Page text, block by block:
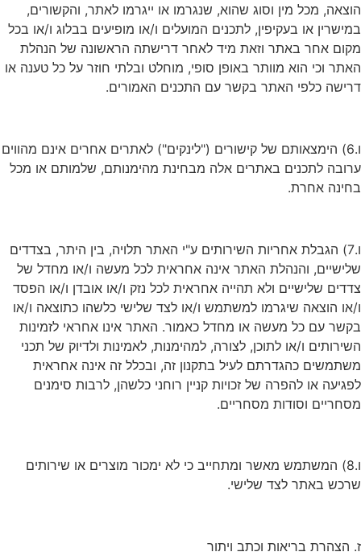
הוצאה, מכל מין וסוג שהוא, שנגרמו או ייגרמו לאתר, והקשורים,
במישרין או בעקיפין, לתכנים המועלים ו/או מופיעים בבלוג ו/או בכל
מקום אחר באתר וזאת מיד לאחר דרישתה הראשונה של הנהלת
האתר וכי הוא מוותר באופן סופי, מוחלט ובלתי חוזר על כל טענה או
דרישה כלפי האתר בקשר עם התכנים האמורים.
ו.6) הימצאותם של קישורים ("לינקים") לאתרים אחרים אינם מהווים
ערובה לתכנים באתרים אלה מבחינת מהימנותם, שלמותם או מכל
בחינה אחרת.
ו.7) הגבלת אחריות השירותים ע"י האתר תלויה, בין היתר, בצדדים
שלישיים, והנהלת האתר אינה אחראית לכל מעשה ו/או מחדל של
צדדים שלישיים ולא תהייה אחראית לכל נזק ו/או אובדן ו/או הפסד
ו/או הוצאה שיגרמו למשתמש ו/או לצד שלישי כלשהו כתוצאה ו/או
בקשר עם כל מעשה או מחדל כאמור. האתר אינו אחראי לזמינות
השירותים ו/או לתוכן, לצורה, למהימנות, לאמינות ולדיוק של תכני
משתמשים כהגדרתם לעיל בתקנון זה, ובכלל זה אינה אחראית
לפגיעה או להפרה של זכויות קניין רוחני כלשהן, לרבות סימנים
מסחריים וסודות מסחריים.
ו.8) המשתמש מאשר ומתחייב כי לא ימכור מוצרים או שירותים
שרכש באתר לצד שלישי.
ז. הצהרת בריאות וכתב ויתור